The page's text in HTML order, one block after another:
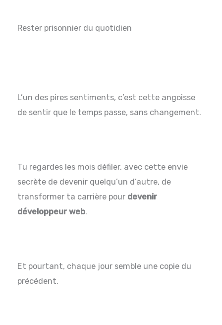
Rester prisonnier du quotidien
L’un des pires sentiments, c’est cette angoisse
de sentir que le temps passe, sans changement.
Tu regardes les mois défiler, avec cette envie
secrète de devenir quelqu’un d’autre, de
transformer ta carrière pour devenir
développeur web.
Et pourtant, chaque jour semble une copie du
précédent.